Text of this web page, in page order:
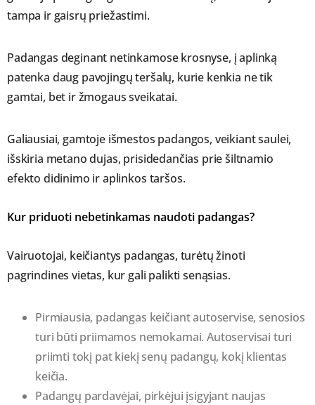
tampa ir gaisrų priežastimi.
Padangas deginant netinkamose krosnyse, į aplinką
patenka daug pavojingų teršalų, kurie kenkia ne tik
gamtai, bet ir žmogaus sveikatai.
Galiausiai, gamtoje išmestos padangos, veikiant saulei,
išskiria metano dujas, prisidedančias prie šiltnamio
efekto didinimo ir aplinkos taršos.
Kur priduoti nebetinkamas naudoti padangas?
Vairuotojai, keičiantys padangas, turėtų žinoti
pagrindines vietas, kur gali palikti senąsias.
Pirmiausia, padangas keičiant autoservise, senosios
turi būti priimamos nemokamai. Autoservisai turi
priimti tokį pat kiekį senų padangų, kokį klientas
keičia.
Padangų pardavėjai, pirkėjui įsigyjant naujas